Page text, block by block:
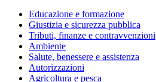
Educazione e formazione
Giustizia e sicurezza pubblica
Tributi, finanze e contravvenzioni
Ambiente
Salute, benessere e assistenza
Autorizzazioni
Agricoltura e pesca